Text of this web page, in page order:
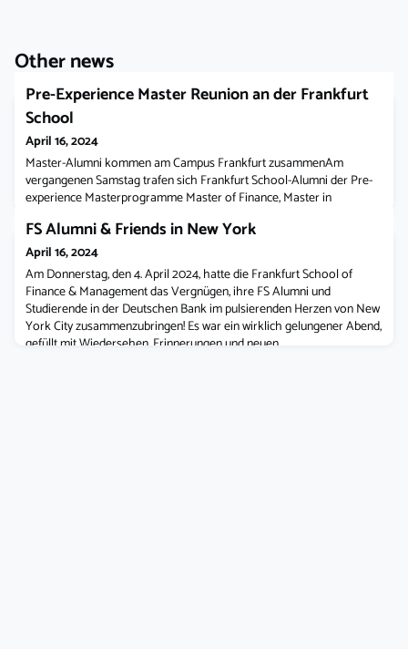
Other news
Pre-Experience Master Reunion an der Frankfurt
School
April 16, 2024
Master-Alumni kommen am Campus Frankfurt zusammenAm
vergangenen Samstag trafen sich Frankfurt School-Alumni der Pre-
experience Masterprogramme Master of Finance, Master in
Wiedersehen auf dem Campus Frankfurt. Mit über 140
Absolventinnen und Absolventen vor Ort war die Reunion ein voller
Erfolg.In seiner Eröffnungsrede begrüßte Prof. Dr. Nils S
FS Alumni & Friends in New York
April 16, 2024
Am Donnerstag, den 4. April 2024, hatte die Frankfurt School of
Finance & Management das Vergnügen, ihre FS Alumni und
Studierende in der Deutschen Bank im pulsierenden Herzen von New
York City zusammenzubringen! Es war ein wirklich gelungener Abend,
gefüllt mit Wiedersehen, Erinnerungen und neuen